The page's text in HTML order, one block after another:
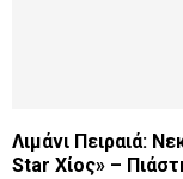
Λιμάνι Πειραιά:
Star Χίος» –